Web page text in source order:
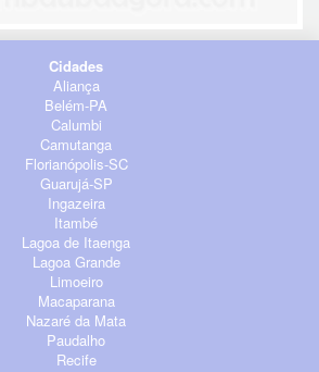
Cidades
Aliança
Belém-PA
Calumbi
Camutanga
Florianópolis-SC
Guarujá-SP
Ingazeira
Itambé
Lagoa de Itaenga
Lagoa Grande
Limoeiro
Macaparana
Nazaré da Mata
Paudalho
Recife